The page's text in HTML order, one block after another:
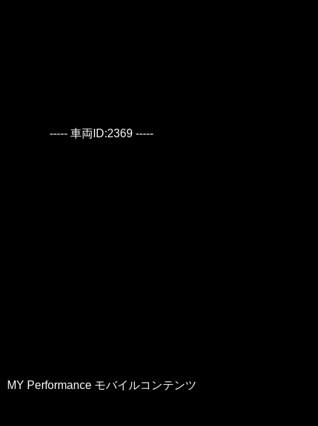
----- 車両ID:2369 -----
MY Performance モバイルコンテンツ